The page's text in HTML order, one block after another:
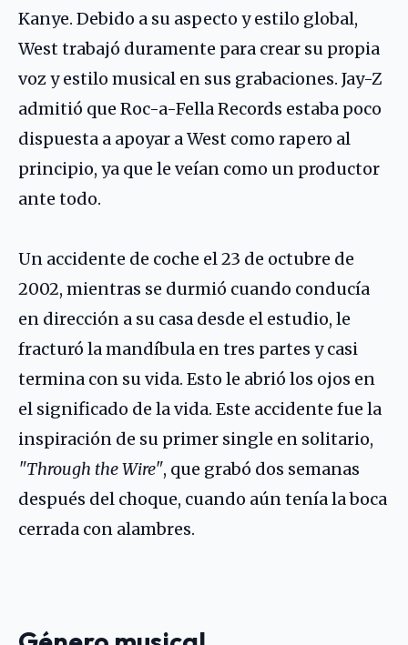
Kanye. Debido a su aspecto y estilo global,
West trabajó duramente para crear su propia
voz y estilo musical en sus grabaciones. Jay-Z
admitió que Roc-a-Fella Records estaba poco
dispuesta a apoyar a West como rapero al
principio, ya que le veían como un productor
ante todo.
Un accidente de coche el 23 de octubre de
2002, mientras se durmió cuando conducía
en dirección a su casa desde el estudio, le
fracturó la mandíbula en tres partes y casi
termina con su vida. Esto le abrió los ojos en
el significado de la vida. Este accidente fue la
inspiración de su primer single en solitario,
"Through the Wire", que grabó dos semanas
después del choque, cuando aún tenía la boca
cerrada con alambres.